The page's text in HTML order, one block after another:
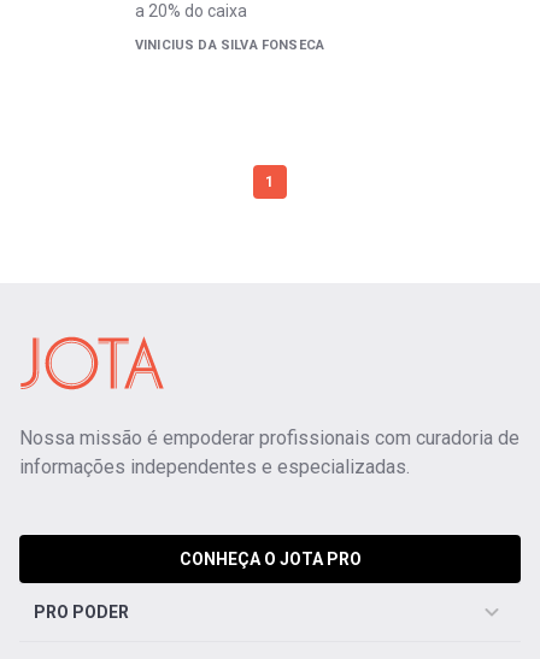
a 20% do caixa
VINICIUS DA SILVA FONSECA
1
Nossa missão é empoderar profissionais com curadoria de
informações independentes e especializadas.
CONHEÇA O JOTA PRO
PRO PODER